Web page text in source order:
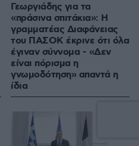
Γεωργιάδης για τα
«πράσινα σπιτάκια»: Η
γραμματέας Διαφάνειας
του ΠΑΣΟΚ έκρινε ότι όλα
έγιναν σύννομα - «Δεν
είναι πόρισμα η
γνωμοδότηση» απαντά η
ίδια